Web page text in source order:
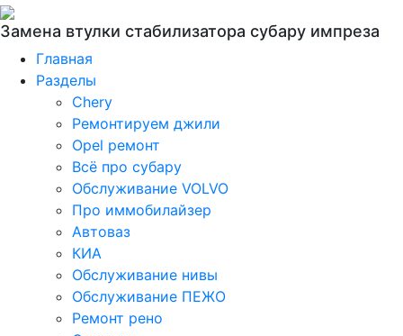
Замена втулки стабилизатора субару импреза
Главная
Разделы
Chery
Ремонтируем джили
Opel ремонт
Всё про субару
Обслуживание VOLVO
Про иммобилайзер
Автоваз
КИА
Обслуживание нивы
Обслуживание ПЕЖО
Ремонт рено